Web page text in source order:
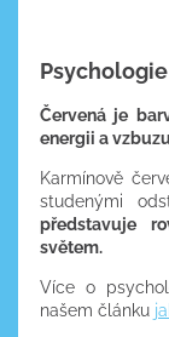
Červená je
energii a
Karmínově
studenými
představuje
světem.
Více o
našem článku